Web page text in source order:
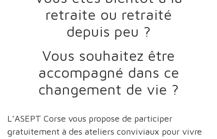
retraite ou retraité
depuis peu ?
Vous souhaitez être
accompagné dans ce
changement de vie ?
L’ASEPT Corse vous propose de participer
gratuitement à des ateliers conviviaux pour vivre